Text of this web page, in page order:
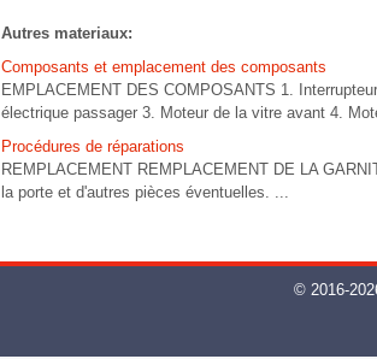
Autres materiaux:
Composants et emplacement des composants
EMPLACEMENT DES COMPOSANTS 1.
électrique passager 3. Moteur de la vitre avant 4.
Procédures de réparations
REMPLACEMENT REMPLACEMENT DE LA
la porte et d'autres pièces éventuelles. ...
© 2016-